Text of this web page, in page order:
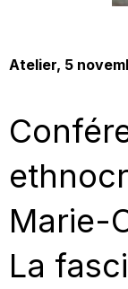
Atelier, 5
Marie-
La